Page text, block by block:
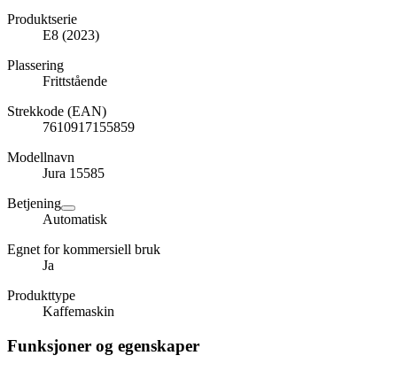
Produktserie
E8 (2023)
Plassering
Frittstående
Strekkode (EAN)
7610917155859
Modellnavn
Jura 15585
Betjening
Automatisk
Egnet for kommersiell bruk
Ja
Produkttype
Kaffemaskin
Funksjoner og egenskaper